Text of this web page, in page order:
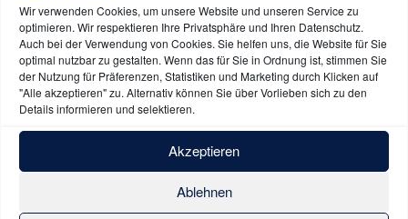
Wir verwenden Cookies, um unsere Website und unseren Service zu
optimieren. Wir respektieren Ihre Privatsphäre und Ihren Datenschutz.
Auch bei der Verwendung von Cookies. Sie helfen uns, die Website für Sie
optimal nutzbar zu gestalten. Wenn das für Sie in Ordnung ist, stimmen Sie
der Nutzung für Präferenzen, Statistiken und Marketing durch Klicken auf
"Alle akzeptieren" zu. Alternativ können Sie über Vorlieben sich zu den
Details informieren und selektieren.
Akzeptieren
Ablehnen
SEA & SEO 2
Social Media 1
SüdGarn 2